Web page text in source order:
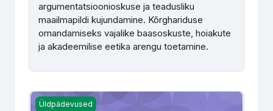
argumentatsioonioskuse ja teadusliku
maailmapildi kujundamine. Kõrghariduse
omandamiseks vajalike baasoskuste, hoiakute
ja akadeemilise eetika arengu toetamine.
Kriitiline mõtlemine ja teaduslik maailmapilt kevad 2023
Üldpädevused